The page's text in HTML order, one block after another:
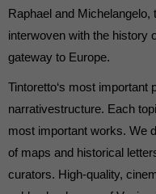
Raphael and
interwoven with the history
gateway to Europe.
Tintoretto‘s most important
narrativestructure. Each
most important works. We
of maps and historical
curators. High-quality,